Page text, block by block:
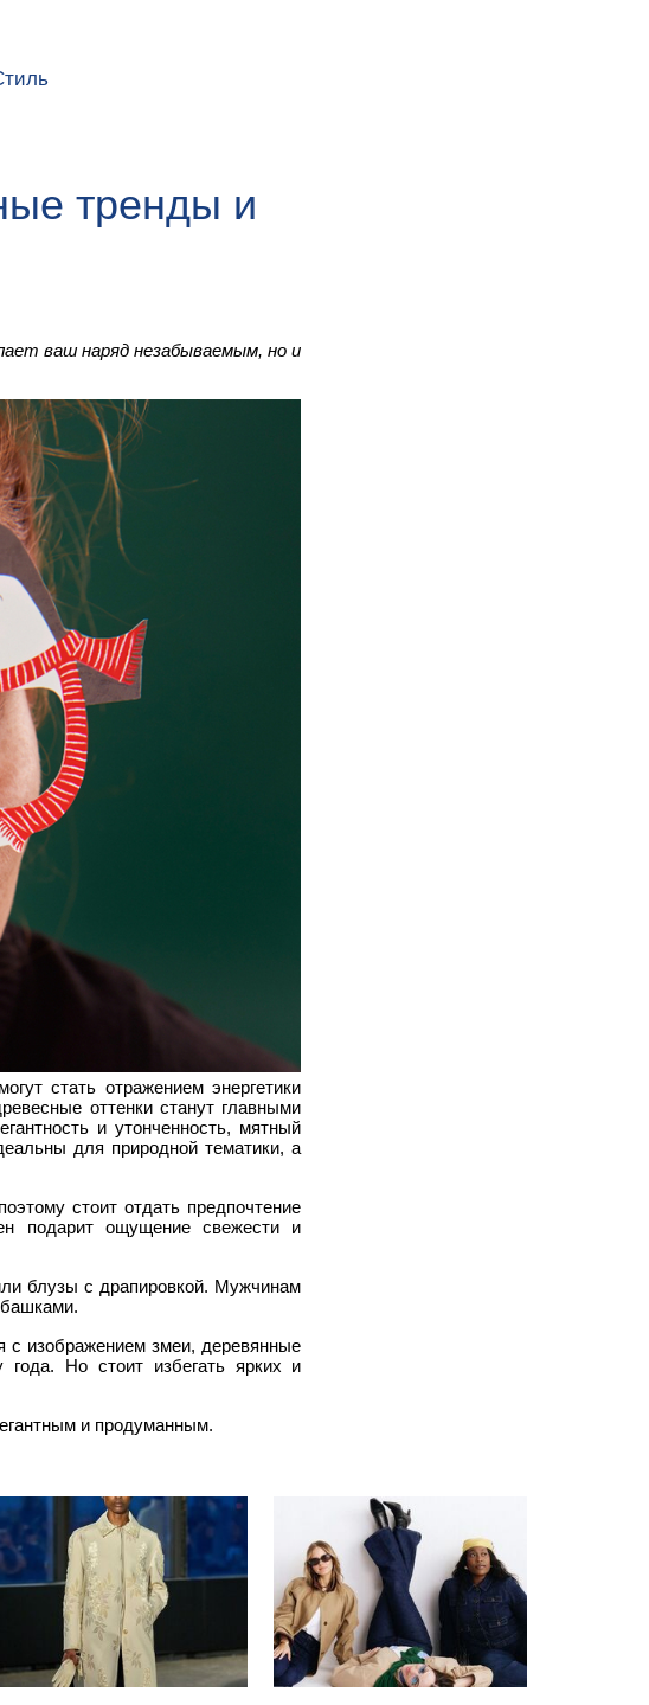
тренды и
ваш наряд незабываемым, но и
стать отражением энергетики
оттенки станут главными
и утонченность, мятный
для природной тематики, а
стоит отдать предпочтение
подарит ощущение свежести и
блузы с драпировкой. Мужчинам
изображением змеи, деревянные
Но стоит избегать ярких и
и продуманным.